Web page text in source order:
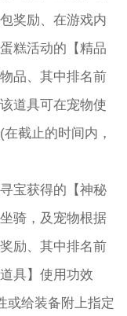
奖励、在游戏内
糕活动的【精品
品、其中排名前
道具可在宠物使
截止的时间内，
宝获得的【神秘
骑，及宠物根据
励、其中排名前
具】使用功效
或给装备附上指定